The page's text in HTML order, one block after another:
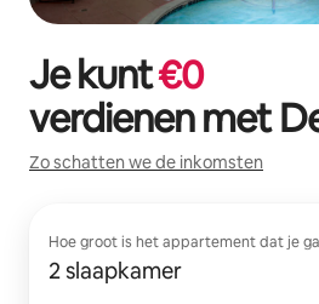
Je kunt€0
verdienen met
Zo schatten we de inkomsten
Hoe groot is het appartement dat je
2 slaapkamer